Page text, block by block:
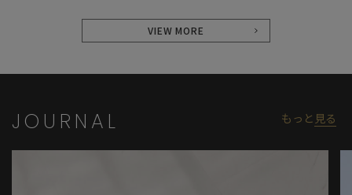
VIEW MORE
JOURNAL もっと 見る